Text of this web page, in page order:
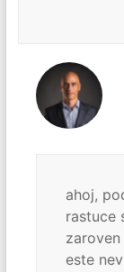
ahoj,
rastuce
este